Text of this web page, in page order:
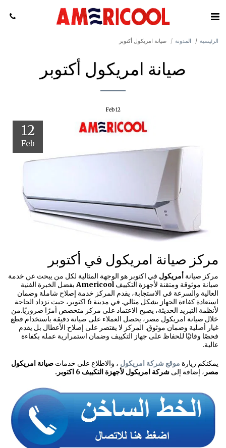
الرئيسية المدونة صيانة امريكول أكتوبر
صيانة امريكول أكتوبر
12
Feb
12
Feb
مركز صيانة امريكول في أكتوبر
مركز صيانة أمريكول في اكتوبر هو الوجهة المثالية لكل من يبحث عن خدمة
صيانة موثوقة ومتقنة لأجهزة التكييفAmericoolبفضل الخبرة الفنية
العالية والسرعة في الاستجابة، يقدم المركز خدمة إصلاح شاملة وضمان
استعادة كفاءة الجهاز بشكل مثالي. في مدينة 6 اكتوبر، حيث تزداد الحاجة
لأنظمة التبريد الحديثة، يصبح الاعتماد على مركز متخصص أمرًا ضروريًا.من
خلال صيانة امريكول مصر، يحصل العملاء على صيانة دقيقة باستخدام قطع
غيار أصلية وضمان موثوق. المركز لا يقتصر على إصلاح الأعطال بل يقدم
فحصًا وقائيًا للحفاظ على جهاز التكييف وضمان استمرارية عمله بكفاءة
عالية.
يمكنكم زيارة موقع شركة امريكول ، والاطلاع على خدمات صيانة امريكول
مصر ، إضافة إلى شركة امريكول لأجهزة التكييف 6 اكتوبر.